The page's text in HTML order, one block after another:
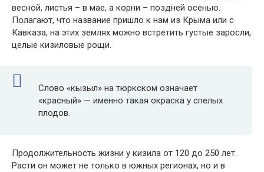
весной, листья – в мае, а корни – поздней осенью.
Полагают, что название пришло к нам из Крыма или с
Кавказа, на этих землях можно встретить густые заросли,
целые кизиловые рощи.
Слово «кызыл» на тюркском означает
«красный» — именно такая окраска у спелых
плодов.
Продолжительность жизни у кизила от 120 до 250 лет.
Расти он может не только в южных регионах, но и в